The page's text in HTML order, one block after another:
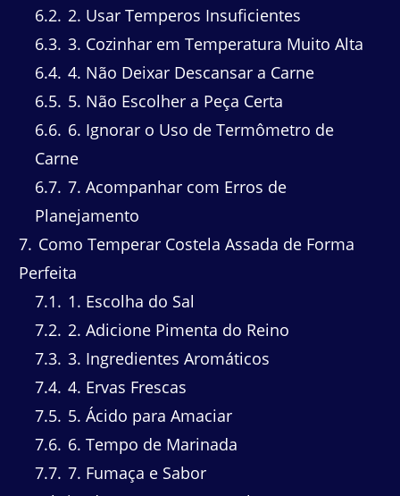
6.2 2. Usar Temperos Insuficientes
6.3 3. Cozinhar em Temperatura Muito Alta
6.4 4. Não Deixar Descansar a Carne
6.5 5. Não Escolher a Peça Certa
6.6 6. Ignorar o Uso de Termômetro de
Carne
6.7 7. Acompanhar com Erros de
Planejamento
7 Como Temperar Costela Assada de Forma
Perfeita
7.1
1. Escolha do Sal
7.2 2. Adicione Pimenta do Reino
7.3 3. Ingredientes Aromáticos
7.4 4. Ervas Frescas
7.5 5. Ácido para Amaciar
7.6 6. Tempo de Marinada
7.7 7. Fumaça e Sabor